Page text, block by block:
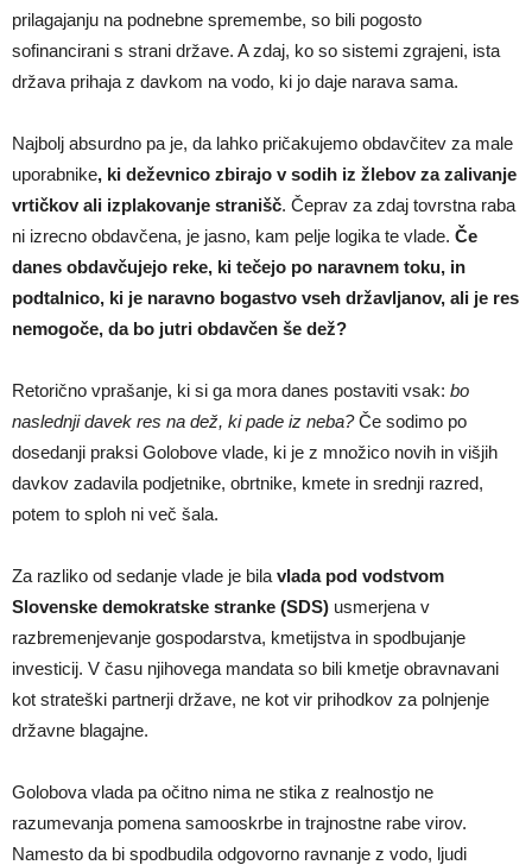
prilagajanju na podnebne spremembe, so bili pogosto
sofinancirani s strani države. A zdaj, ko so sistemi zgrajeni, ista
država prihaja z davkom na vodo, ki jo daje narava sama.
Najbolj absurdno pa je, da lahko pričakujemo obdavčitev za male
uporabnike, ki deževnico zbirajo v sodih iz žlebov za zalivanje
vrtičkov ali izplakovanje stranišč. Čeprav za zdaj tovrstna raba
ni izrecno obdavčena, je jasno, kam pelje logika te vlade. Če
danes obdavčujejo reke, ki tečejo po naravnem toku, in
podtalnico, ki je naravno bogastvo vseh državljanov, ali je res
nemogoče, da bo jutri obdavčen še dež?
Retorično vprašanje, ki si ga mora danes postaviti vsak: bo
naslednji davek res na dež, ki pade iz neba?Če sodimo po
dosedanji praksi Golobove vlade, ki je z množico novih in višjih
davkov zadavila podjetnike, obrtnike, kmete in srednji razred,
potem to sploh ni več šala.
Za razliko od sedanje vlade je bila vlada pod vodstvom
Slovenske demokratske stranke (SDS) usmerjena v
razbremenjevanje gospodarstva, kmetijstva in spodbujanje
investicij. V času njihovega mandata so bili kmetje obravnavani
kot strateški partnerji države, ne kot vir prihodkov za polnjenje
državne blagajne.
Golobova vlada pa očitno nima ne stika z realnostjo ne
razumevanja pomena samooskrbe in trajnostne rabe virov.
Namesto da bi spodbudila odgovorno ravnanje z vodo, ljudi